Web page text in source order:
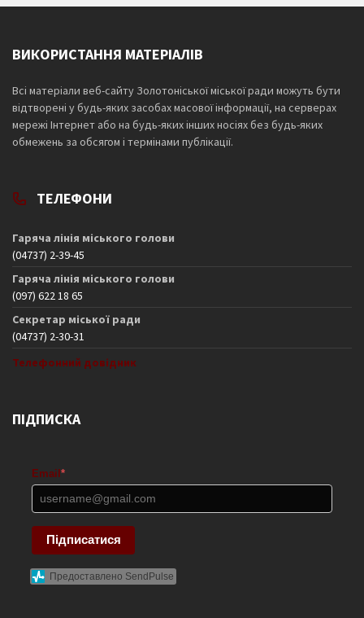
ВИКОРИСТАННЯ МАТЕРІАЛІВ
Всі матеріали веб-сайту Золотоніської міської ради можуть бути
відтворені у будь-яких засобах масової інформації, на серверах
мережі Інтернет або на будь-яких інших носіях без будь-яких
обмежень за обсягом і термінами публікації.
ТЕЛЕФОНИ
Гаряча лінія міського голови
(04737) 2-39-45
Гаряча лінія міського голови
(097) 622 18 65
Секретар міської ради
(04737) 2-30-31
Телефонний довідник
ПІДПИСКА
Email *
Підписатися
Предоставлено SendPulse